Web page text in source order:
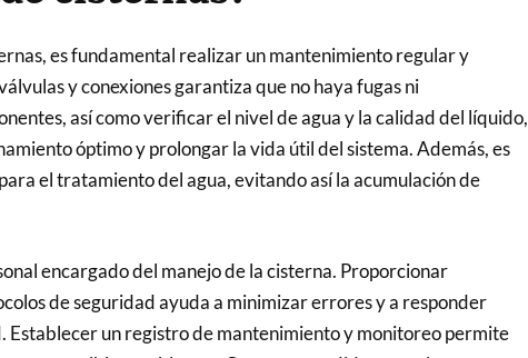
es fundamental realizar un mantenimiento regular y
y conexiones garantiza que no haya fugas ni
así como verificar el nivel de agua y la calidad del líquido,
óptimo y prolongar la vida útil del sistema. Además, es
el tratamiento del agua, evitando así la acumulación de
encargado del manejo de la cisterna. Proporcionar
de seguridad ayuda a minimizar errores y a responder
un registro de mantenimiento y monitoreo permite